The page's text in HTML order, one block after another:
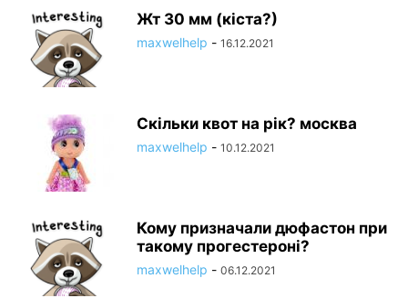
Жт 30 мм (кіста?)
maxwelhelp - 16.12.2021
Скільки квот на рік? москва
maxwelhelp - 10.12.2021
Кому призначали дюфастон при
такому прогестероні?
maxwelhelp - 06.12.2021